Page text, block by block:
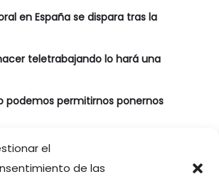
el
de las
en España se dispara tras la
teletrabajando lo hará una
podemos permitirnos ponernos
al cielo.